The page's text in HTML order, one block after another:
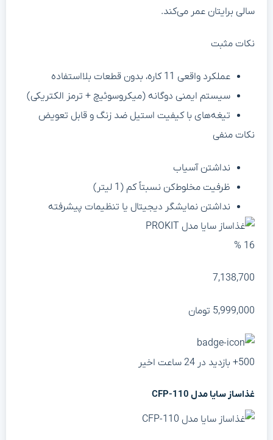
سالی برایتان عمر می‌کند.
نکات مثبت
عملکرد واقعی 11 کاره، بدون قطعات بلااستفاده
سیستم ایمنی دوگانه (میکروسوئیچ + ترمز الکتریکی)
تیغه‌های با کیفیت استیل ضد زنگ و قابل تعویض
نکات منفی
نداشتن آسیاب
ظرفیت مخلوط‌کن نسبتاً کم (1 لیتر)
نداشتن نمایشگر دیجیتال یا تنظیمات پیشرفته
16 %
7,138,700
5,999,000 تومان
500+ بازدید در 24 ساعت اخیر
غذاساز سایا مدل